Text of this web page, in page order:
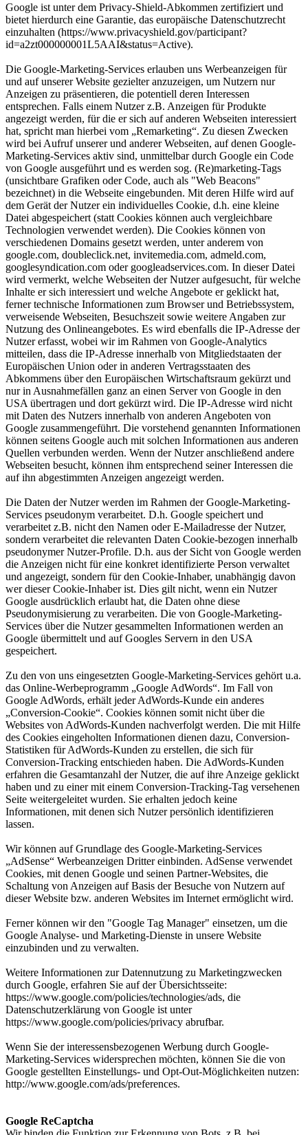
Google ist unter dem Privacy-Shield-Abkommen zertifiziert und
bietet hierdurch eine Garantie, das europäische Datenschutzrecht
einzuhalten (https://www.privacyshield.gov/participant?
id=a2zt000000001L5AAI&status=Active).
Die Google-Marketing-Services erlauben uns Werbeanzeigen für
und auf unserer Website gezielter anzuzeigen, um Nutzern nur
Anzeigen zu präsentieren, die potentiell deren Interessen
entsprechen. Falls einem Nutzer z.B. Anzeigen für Produkte
angezeigt werden, für die er sich auf anderen Webseiten interessiert
hat, spricht man hierbei vom „Remarketing“. Zu diesen Zwecken
wird bei Aufruf unserer und anderer Webseiten, auf denen Google-
Marketing-Services aktiv sind, unmittelbar durch Google ein Code
von Google ausgeführt und es werden sog. (Re)marketing-Tags
(unsichtbare Grafiken oder Code, auch als "Web Beacons"
bezeichnet) in die Webseite eingebunden. Mit deren Hilfe wird auf
dem Gerät der Nutzer ein individuelles Cookie, d.h. eine kleine
Datei abgespeichert (statt Cookies können auch vergleichbare
Technologien verwendet werden). Die Cookies können von
verschiedenen Domains gesetzt werden, unter anderem von
google.com, doubleclick.net, invitemedia.com, admeld.com,
googlesyndication.com oder googleadservices.com. In dieser Datei
wird vermerkt, welche Webseiten der Nutzer aufgesucht, für welche
Inhalte er sich interessiert und welche Angebote er geklickt hat,
ferner technische Informationen zum Browser und Betriebssystem,
verweisende Webseiten, Besuchszeit sowie weitere Angaben zur
Nutzung des Onlineangebotes. Es wird ebenfalls die IP-Adresse der
Nutzer erfasst, wobei wir im Rahmen von Google-Analytics
mitteilen, dass die IP-Adresse innerhalb von Mitgliedstaaten der
Europäischen Union oder in anderen Vertragsstaaten des
Abkommens über den Europäischen Wirtschaftsraum gekürzt und
nur in Ausnahmefällen ganz an einen Server von Google in den
USA übertragen und dort gekürzt wird. Die IP-Adresse wird nicht
mit Daten des Nutzers innerhalb von anderen Angeboten von
Google zusammengeführt. Die vorstehend genannten Informationen
können seitens Google auch mit solchen Informationen aus anderen
Quellen verbunden werden. Wenn der Nutzer anschließend andere
Webseiten besucht, können ihm entsprechend seiner Interessen die
auf ihn abgestimmten Anzeigen angezeigt werden.
Die Daten der Nutzer werden im Rahmen der Google-Marketing-
Services pseudonym verarbeitet. D.h. Google speichert und
verarbeitet z.B. nicht den Namen oder E-Mailadresse der Nutzer,
sondern verarbeitet die relevanten Daten Cookie-bezogen innerhalb
pseudonymer Nutzer-Profile. D.h. aus der Sicht von Google werden
die Anzeigen nicht für eine konkret identifizierte Person verwaltet
und angezeigt, sondern für den Cookie-Inhaber, unabhängig davon
wer dieser Cookie-Inhaber ist. Dies gilt nicht, wenn ein Nutzer
Google ausdrücklich erlaubt hat, die Daten ohne diese
Pseudonymisierung zu verarbeiten. Die von Google-Marketing-
Services über die Nutzer gesammelten Informationen werden an
Google übermittelt und auf Googles Servern in den USA
gespeichert.
Zu den von uns eingesetzten Google-Marketing-Services gehört u.a.
das Online-Werbeprogramm „Google AdWords“. Im Fall von
Google AdWords, erhält jeder AdWords-Kunde ein anderes
„Conversion-Cookie“. Cookies können somit nicht über die
Websites von AdWords-Kunden nachverfolgt werden. Die mit Hilfe
des Cookies eingeholten Informationen dienen dazu, Conversion-
Statistiken für AdWords-Kunden zu erstellen, die sich für
Conversion-Tracking entschieden haben. Die AdWords-Kunden
erfahren die Gesamtanzahl der Nutzer, die auf ihre Anzeige geklickt
haben und zu einer mit einem Conversion-Tracking-Tag versehenen
Seite weitergeleitet wurden. Sie erhalten jedoch keine
Informationen, mit denen sich Nutzer persönlich identifizieren
lassen.
Wir können auf Grundlage des Google-Marketing-Services
„AdSense“ Werbeanzeigen Dritter einbinden. AdSense verwendet
Cookies, mit denen Google und seinen Partner-Websites, die
Schaltung von Anzeigen auf Basis der Besuche von Nutzern auf
dieser Website bzw. anderen Websites im Internet ermöglicht wird.
Ferner können wir den "Google Tag Manager" einsetzen, um die
Google Analyse- und Marketing-Dienste in unsere Website
einzubinden und zu verwalten.
Weitere Informationen zur Datennutzung zu Marketingzwecken
durch Google, erfahren Sie auf der Übersichtsseite:
https://www.google.com/policies/technologies/ads, die
Datenschutzerklärung von Google ist unter
https://www.google.com/policies/privacy abrufbar.
Wenn Sie der interessensbezogenen Werbung durch Google-
Marketing-Services widersprechen möchten, können Sie die von
Google gestellten Einstellungs- und Opt-Out-Möglichkeiten nutzen:
http://www.google.com/ads/preferences.
Google ReCaptcha